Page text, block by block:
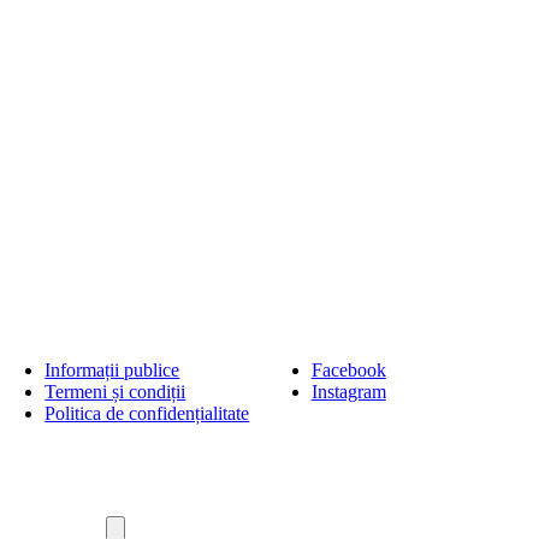
Informații publice
Termeni și condiții
Politica de confidențialitate
Facebook
Instagram